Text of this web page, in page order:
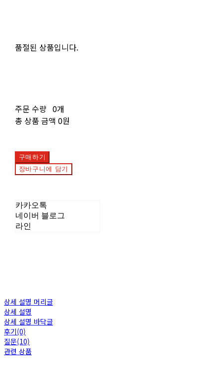
품절된 상품입니다.
주문 수량 0개
총 상품 금액 0원
구매하기
장바구니에 담기
카카오톡
네이버 블로그
라인
상세 설명 머리글
상세 설명
상세 설명 바닥글
후기(0)
질문(10)
관련 상품